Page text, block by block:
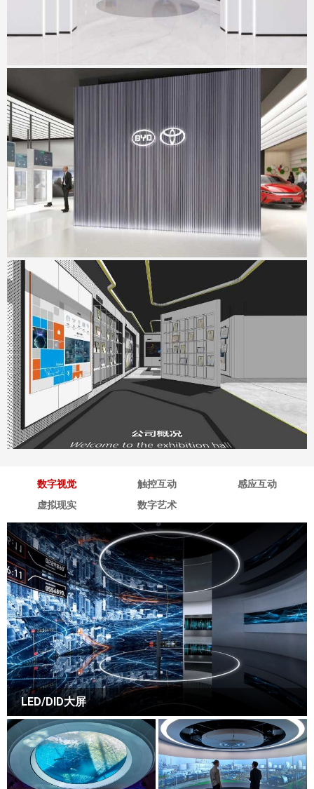
坪山比丰展厅
深海企业展厅
地点：广东省深圳市
数字视觉 触控互动
感应互动
虚拟现实
数字艺术
LED/DID大屏